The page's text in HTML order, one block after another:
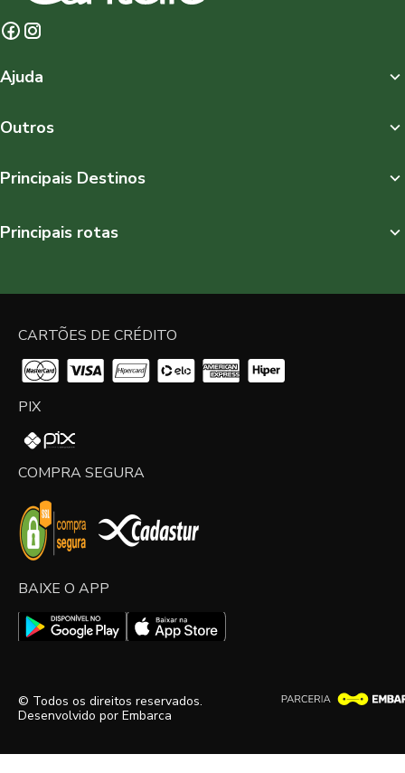
Ajuda
Outros
Principais Destinos
Principais rotas
CARTÕES DE CRÉDITO
PIX
COMPRA SEGURA
BAIXE O APP
© Todos os direitos reservados.
Desenvolvido por Embarca